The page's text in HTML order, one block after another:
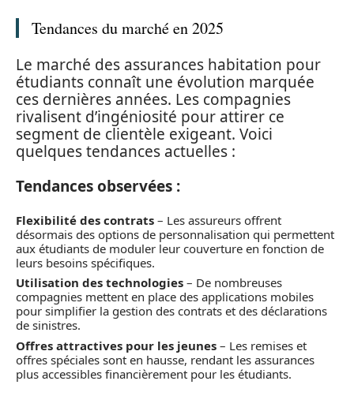
Tendances du marché en 2025
Le marché des assurances habitation pour
étudiants connaît une évolution marquée
ces dernières années. Les compagnies
rivalisent d’ingéniosité pour attirer ce
segment de clientèle exigeant. Voici
quelques tendances actuelles :
Tendances observées :
Flexibilité des contrats – Les assureurs offrent
désormais des options de personnalisation qui permettent
aux étudiants de moduler leur couverture en fonction de
leurs besoins spécifiques.
Utilisation des technologies – De nombreuses
compagnies mettent en place des applications mobiles
pour simplifier la gestion des contrats et des déclarations
de sinistres.
Offres attractives pour les jeunes – Les remises et
offres spéciales sont en hausse, rendant les assurances
plus accessibles financièrement pour les étudiants.